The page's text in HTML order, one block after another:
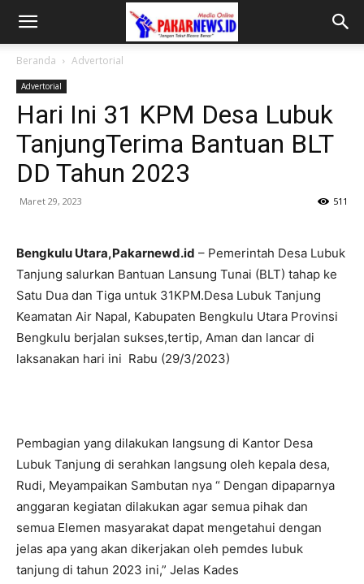
Beranda Advertorial
Advertorial
Hari Ini 31 KPM Desa Lubuk
TanjungTerima Bantuan BLT
DD Tahun 2023
Maret 29, 2023 511
Bengkulu Utara,Pakarnewd.id – Pemerintah Desa Lubuk
Tanjung salurkan Bantuan Lansung Tunai (BLT) tahap ke
Satu Dua dan Tiga untuk 31KPM.Desa Lubuk Tanjung
Keamatan Air Napal, Kabupaten Bengkulu Utara Provinsi
Bengkulu berjalan sukses,tertip, Aman dan lancar di
laksanakan hari ini Rabu (29/3/2023)
Pembagian yang dilakukan langsung di Kantor Desa
Lubuk Tanjung di serahkan langsung oleh kepala desa,
Rudi, Meyampaikan Sambutan nya “ Dengan dipaparnya
anggaran kegiatan dilakukan agar semua pihak dan
semua Elemen masyarakat dapat mengetahui dengan
jelas apa yang akan dikerjakan oleh pemdes lubuk
tanjung di tahun 2023 ini,” Jelas Kades